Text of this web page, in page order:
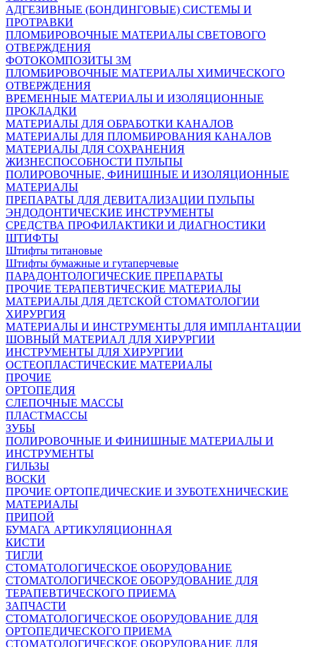
АДГЕЗИВНЫЕ (БОНДИНГОВЫЕ) СИСТЕМЫ И
ПРОТРАВКИ
ПЛОМБИРОВОЧНЫЕ МАТЕРИАЛЫ СВЕТОВОГО
ОТВЕРЖДЕНИЯ
ФОТОКОМПОЗИТЫ 3М
ПЛОМБИРОВОЧНЫЕ МАТЕРИАЛЫ ХИМИЧЕСКОГО
ОТВЕРЖДЕНИЯ
ВРЕМЕННЫЕ МАТЕРИАЛЫ И ИЗОЛЯЦИОННЫЕ
ПРОКЛАДКИ
МАТЕРИАЛЫ ДЛЯ ОБРАБОТКИ КАНАЛОВ
МАТЕРИАЛЫ ДЛЯ ПЛОМБИРОВАНИЯ КАНАЛОВ
МАТЕРИАЛЫ ДЛЯ СОХРАНЕНИЯ
ЖИЗНЕСПОСОБНОСТИ ПУЛЬПЫ
ПОЛИРОВОЧНЫЕ, ФИНИШНЫЕ И ИЗОЛЯЦИОННЫЕ
МАТЕРИАЛЫ
ПРЕПАРАТЫ ДЛЯ ДЕВИТАЛИЗАЦИИ ПУЛЬПЫ
ЭНДОДОНТИЧЕСКИЕ ИНСТРУМЕНТЫ
СРЕДСТВА ПРОФИЛАКТИКИ И ДИАГНОСТИКИ
ШТИФТЫ
Штифты титановые
Штифты бумажные и гутаперчевые
ПАРАДОНТОЛОГИЧЕСКИЕ ПРЕПАРАТЫ
ПРОЧИЕ ТЕРАПЕВТИЧЕСКИЕ МАТЕРИАЛЫ
МАТЕРИАЛЫ ДЛЯ ДЕТСКОЙ СТОМАТОЛОГИИ
ХИРУРГИЯ
МАТЕРИАЛЫ И ИНСТРУМЕНТЫ ДЛЯ ИМПЛАНТАЦИИ
ШОВНЫЙ МАТЕРИАЛ ДЛЯ ХИРУРГИИ
ИНСТРУМЕНТЫ ДЛЯ ХИРУРГИИ
ОСТЕОПЛАСТИЧЕСКИЕ МАТЕРИАЛЫ
ПРОЧИЕ
ОРТОПЕДИЯ
СЛЕПОЧНЫЕ МАССЫ
ПЛАСТМАССЫ
ЗУБЫ
ПОЛИРОВОЧНЫЕ И ФИНИШНЫЕ МАТЕРИАЛЫ И
ИНСТРУМЕНТЫ
ГИЛЬЗЫ
ВОСКИ
ПРОЧИЕ ОРТОПЕДИЧЕСКИЕ И ЗУБОТЕХНИЧЕСКИЕ
МАТЕРИАЛЫ
ПРИПОЙ
БУМАГА АРТИКУЛЯЦИОННАЯ
КИСТИ
ТИГЛИ
СТОМАТОЛОГИЧЕСКОЕ ОБОРУДОВАНИЕ
СТОМАТОЛОГИЧЕСКОЕ ОБОРУДОВАНИЕ ДЛЯ
ТЕРАПЕВТИЧЕСКОГО ПРИЕМА
ЗАПЧАСТИ
СТОМАТОЛОГИЧЕСКОЕ ОБОРУДОВАНИЕ ДЛЯ
ОРТОПЕДИЧЕСКОГО ПРИЕМА
СТОМАТОЛОГИЧЕСКОЕ ОБОРУДОВАНИЕ ДЛЯ